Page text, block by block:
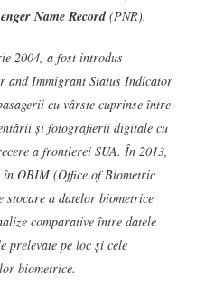
Name Record(PNR).
2004, a fost introdus
and Immigrant Status Indicator
cu vârste cuprinse între
şi fotografierii digitale cu
a frontierei SUA. În 2013,
OBIM (Office of Biometric
stocare a datelor biometrice
comparative între datele
prelevate pe loc şi cele
biometrice.